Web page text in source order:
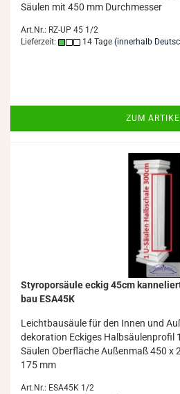
Säu­len mit 450 mm Durch­mes­ser
Art.Nr.: RZ-UP 45 1/2
Lieferzeit:
14 Tage (innerhalb
ZUM
Sty­ro­por­säu­le eckig 45cm
bau ESA45K
Leicht­bau­säu­le für den Innen und
de­ko­ra­ti­on Ecki­ges Halb­säu­len­pro­fil
Säu­len Ober­flä­che Au­ßen­maß 450 x
175 mm
Art.Nr.: ESA45K 1/2